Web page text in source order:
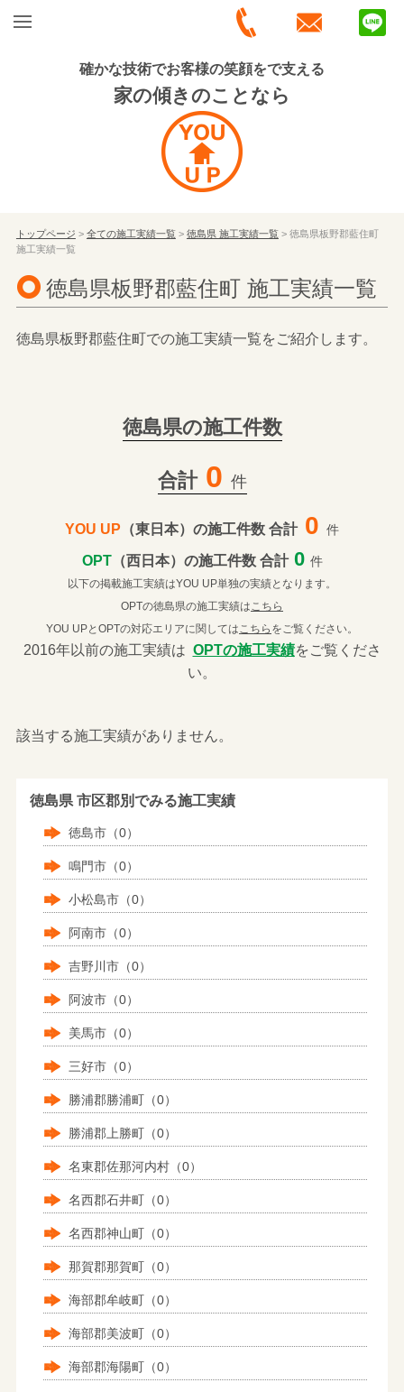
確かな技術でお客様の笑顔をで支える
家の傾きのことなら
トップページ > 全ての施工実績一覧> 徳島県 施工実績一覧> 徳島県板野郡藍住町
施工実績一覧
徳島県板野郡藍住町 施工実績一覧
徳島県板野郡藍住町での施工実績一覧をご紹介します。
徳島県の施工件数
合計 0 件
YOU UP （東日本）の施工件数 合計 0 件
OPT（西日本）の施工件数 合計 0 件
以下の掲載施工実績はYOU UP単独の実績となります。
OPTの徳島県の施工実績はこちら
YOU UPとOPTの対応エリアに関してはこちら をご覧ください。
2016年以前の施工実績は OPTの施工実績をご覧くださ
い。
該当する施工実績がありません。
徳島県 市区郡別でみる施工実績
徳島市（0）
鳴門市（0）
小松島市（0）
阿南市（0）
吉野川市（0）
阿波市（0）
美馬市（0）
三好市（0）
勝浦郡勝浦町（0）
勝浦郡上勝町（0）
名東郡佐那河内村（0）
名西郡石井町（0）
名西郡神山町（0）
那賀郡那賀町（0）
海部郡牟岐町（0）
海部郡美波町（0）
海部郡海陽町（0）